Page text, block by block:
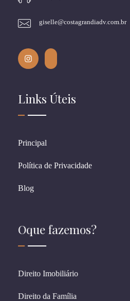
giselle@costagrandiadv.com.br
Links Úteis
Principal
Política de Privacidade
Blog
Oque fazemos?
Direito Imobiliário
Direito da Família